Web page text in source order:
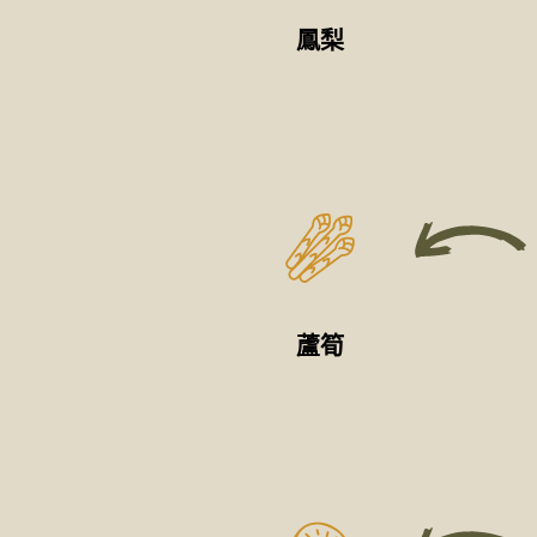
鳳梨
蘆筍